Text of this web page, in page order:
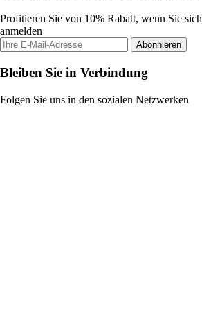
Profitieren Sie von 10% Rabatt, wenn Sie
anmelden
Abonnieren
Bleiben Sie in Verbindung
Folgen Sie uns in den sozialen Netzwerken